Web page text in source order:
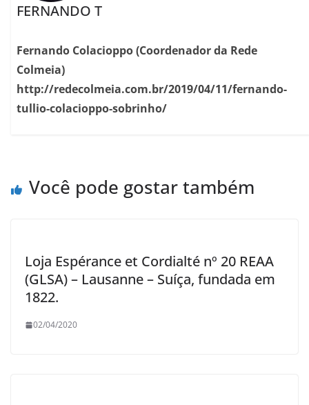
FERNANDO T
Fernando Colacioppo (Coordenador da Rede
Colmeia)
http://redecolmeia.com.br/2019/04/11/fernando-
tullio-colacioppo-sobrinho/
Você pode gostar também
Loja Espérance et Cordialté nº 20 REAA
(GLSA) – Lausanne – Suíça, fundada em
1822.
02/04/2020